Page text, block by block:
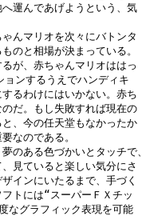
運んであげようという、気
んマリオを次々にバトンタ
のと相場が決まっている。
が、赤ちゃんマリオははっ
ンするうえでハンディキ
るわけにはいかない。赤ち
だ。もし失敗すれば現在の
、今の任天堂もなかったか
なのである。
のある色づかいとタッチで、
見ていると楽しい気分にさ
インにいたるまで、手づく
トには“スーパーＦＸチッ
なグラフィック表現を可能